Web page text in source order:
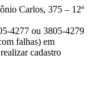
Carlos, 375 – 12º
4277 ou 3805-4279
falhas) em
cadastro